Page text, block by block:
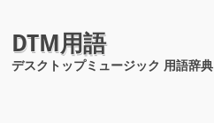
DTM用語
デスクトップミュージック 用語辞典